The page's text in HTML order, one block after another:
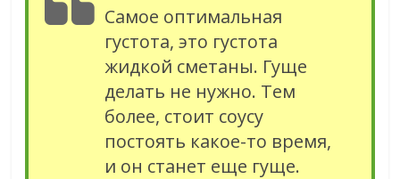
Самое оптимальная
густота, это густота
жидкой сметаны. Гуще
делать не нужно. Тем
более, стоит соусу
постоять какое-то время,
и он станет еще гуще.